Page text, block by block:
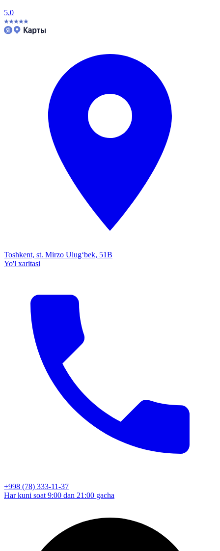
5,0
Toshkent, st. Mirzo Ulug‘bek, 51B
Yo'l xaritasi
+998 (78) 333-11-37
Har kuni soat 9:00 dan 21:00 gacha